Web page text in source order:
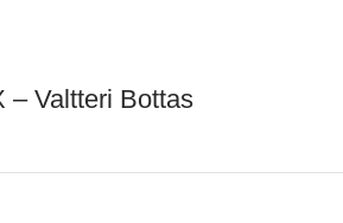
– Valtteri Bottas